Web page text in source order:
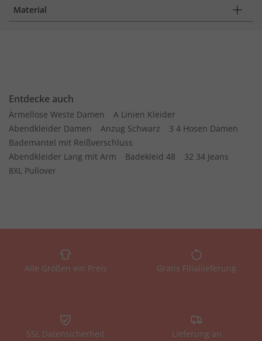
Material
Entdecke auch
Ärmellose Weste Damen
A Linien Kleider
Abendkleider Damen
Anzug Schwarz
3 4 Hosen Damen
Bademantel mit Reißverschluss
Abendkleider Lang mit Arm
Badekleid 48
32 34 Jeans
8XL Pullover
Alle Größen ein Preis Gratis Filiallieferung
SSL Datensicherheit
Lieferung an